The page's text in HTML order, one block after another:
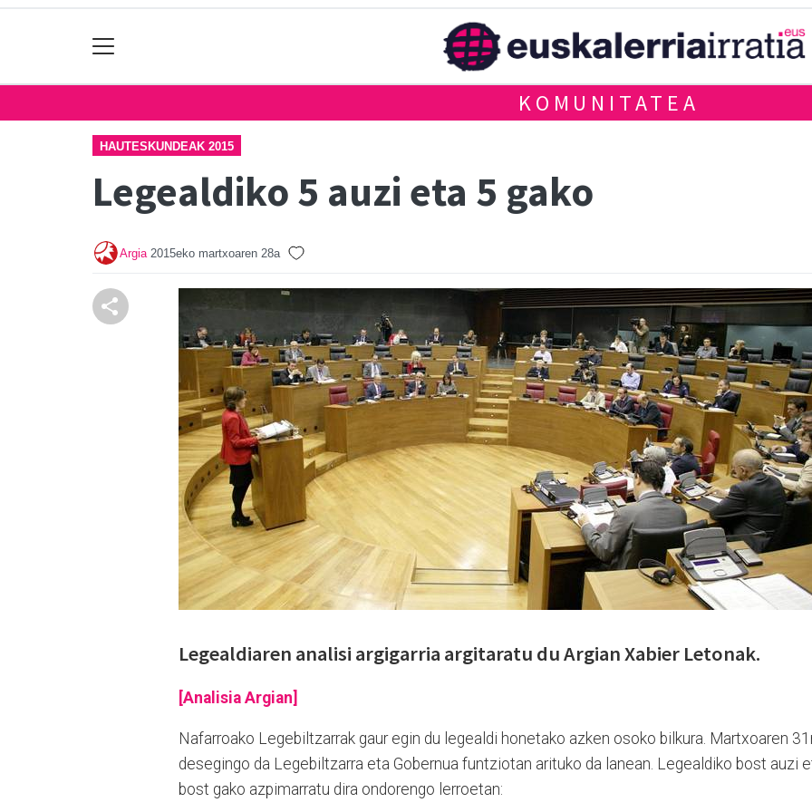
KOMUNITATEA
HAUTESKUNDEAK 2015
Legealdiko 5 auzi eta 5 gako
Argia 2015eko martxoaren 28a
Legealdiaren analisi argigarria argitaratu du Argian Xabier Letonak.
[Analisia Argian]
Nafarroako Legebiltzarrak gaur egin du legealdi honetako azken osoko bilkura. Martxoaren
desegingo da Legebiltzarra eta Gobernua funtziotan arituko da lanean. Legealdiko bost auzi
bost gako azpimarratu dira ondorengo lerroetan: